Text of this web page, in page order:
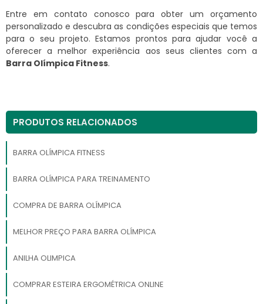
Entre em contato conosco para obter um orçamento
personalizado e descubra as condições especiais que temos
para o seu projeto. Estamos prontos para ajudar você a
oferecer a melhor experiência aos seus clientes com a
Barra Olímpica Fitness.
PRODUTOS RELACIONADOS
BARRA OLÍMPICA FITNESS
BARRA OLÍMPICA PARA TREINAMENTO
COMPRA DE BARRA OLÍMPICA
MELHOR PREÇO PARA BARRA OLÍMPICA
ANILHA OLIMPICA
COMPRAR ESTEIRA ERGOMÉTRICA ONLINE